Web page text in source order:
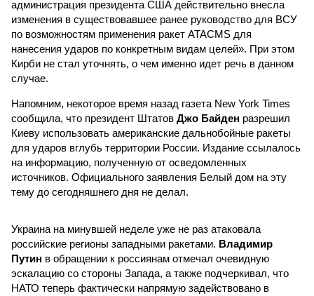
администрация президента США действительно внесла
изменения в существовавшее ранее руководство для ВСУ
по возможностям применения ракет ATACMS для
нанесения ударов по конкретным видам целей». При этом
Кирби не стал уточнять, о чем именно идет речь в данном
случае.
Напомним, некоторое время назад газета New York Times
сообщила, что президент Штатов Джо Байден разрешил
Киеву использовать американские дальнобойные ракеты
для ударов вглубь территории России. Издание ссылалось
на информацию, полученную от осведомленных
источников. Официального заявления Белый дом на эту
тему до сегодняшнего дня не делал.
Украина на минувшей неделе уже не раз атаковала
российские регионы западными ракетами. Владимир
Путин в обращении к россиянам отмечал очевидную
эскалацию со стороны Запада, а также подчеркивал, что
НАТО теперь фактически напрямую задействовано в